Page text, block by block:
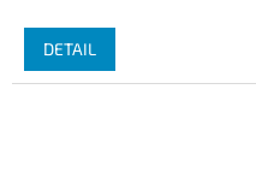
DETAIL